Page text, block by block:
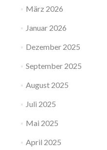
März 2026
Januar 2026
Dezember 2025
September 2025
August 2025
Juli 2025
Mai 2025
April 2025